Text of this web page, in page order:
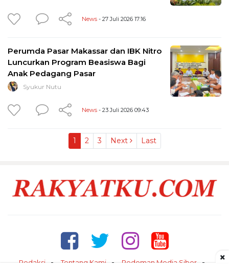
News - 27 Juli 2026 17:16
Perumda Pasar Makassar dan IBK Nitro
Luncurkan Program Beasiswa Bagi
Anak Pedagang Pasar
Syukur Nutu
News - 23 Juli 2026 09:43
1 2 3 Next Last
Redaksi Tentang Kami
Pedoman Media Siber
×